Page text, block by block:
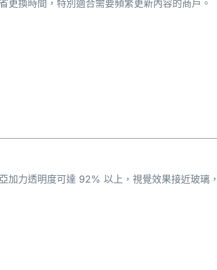
換時間，特別適合需要頻繁更新內容的商戶。
加力透明度可達 92% 以上，視覺效果接近玻璃